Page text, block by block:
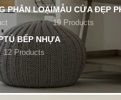
PHÂN LOẠIMẪU CỬA ĐẸP
19 Products
TỦ BẾP NHỰA
12 Products
Show